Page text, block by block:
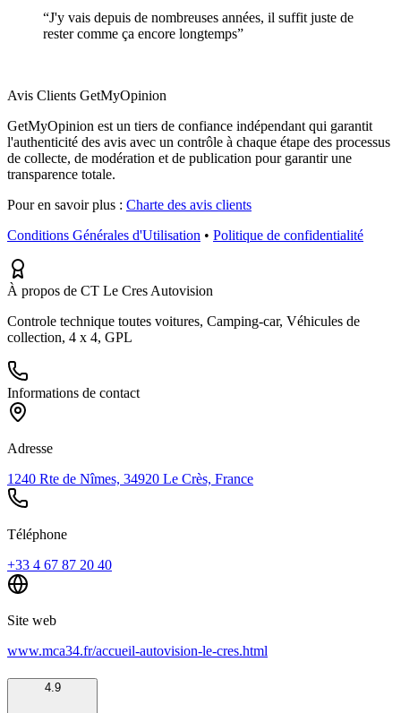
“J'y vais depuis de nombreuses années, il suffit juste de
rester comme ça encore longtemps”
Avis Clients GetMyOpinion
GetMyOpinion est un tiers de confiance indépendant qui garantit
l'authenticité des avis avec un contrôle à chaque étape des processus
de collecte, de modération et de publication pour garantir une
transparence totale.
Pour en savoir plus : Charte des avis clients
Conditions Générales d'Utilisation • Politique de confidentialité
À propos de CT Le Cres Autovision
Controle technique toutes voitures, Camping-car, Véhicules de
collection, 4 x 4, GPL
Informations de contact
Adresse
1240 Rte de Nîmes, 34920 Le Crès, France
Téléphone
+33 4 67 87 20 40
Site web
www.mca34.fr/accueil-autovision-le-cres.html
4.9